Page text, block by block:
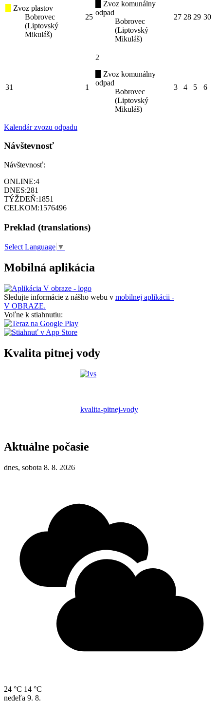
Zvoz plastov
Bobrovec
(Liptovský
Mikuláš)
25
Zvoz komunálny
odpad
Bobrovec
(Liptovský
Mikuláš)
27 28 29 30
31 1
2
Zvoz komunálny
odpad
Bobrovec
(Liptovský
Mikuláš)
3 4 5 6
Kalendár zvozu odpadu
Návštevnosť
Návštevnosť:
ONLINE:4
DNES:281
TÝŽDEŇ:1851
CELKOM:1576496
Preklad (translations)
Select Language ▼
Mobilná aplikácia
Sledujte informácie z nášho webu v mobilnej aplikácii -
V OBRAZE.
Voľne k stiahnutiu:
Kvalita pitnej vody
kvalita-pitnej-vody
Aktuálne počasie
dnes, sobota 8. 8. 2026
24 °C 14 °C
nedeľa 9. 8.